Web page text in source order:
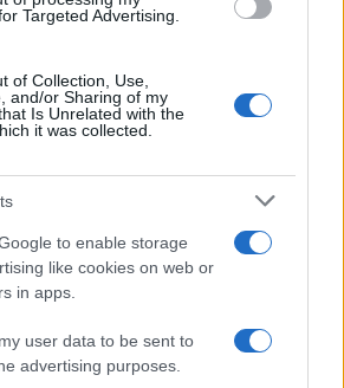
Targeted Advertising.
of Collection, Use,
and/or Sharing of my
Is Unrelated with the
it was collected.
to enable storage
like cookies on web or
in apps.
user data to be sent to
advertising purposes.
- p.iva 03338800984
con Giardinaggio.net